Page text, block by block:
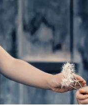
专访 教师随笔